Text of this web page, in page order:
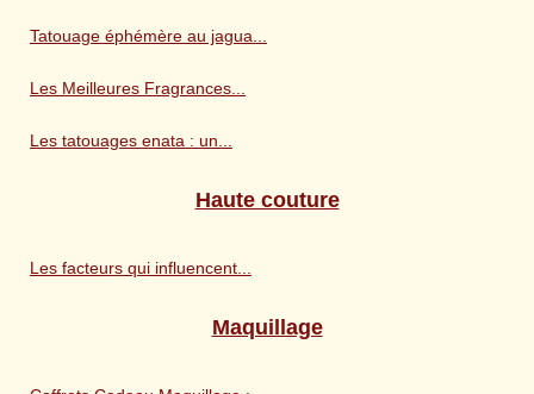
Tatouage éphémère au jagua...
Les Meilleures Fragrances...
Les tatouages enata : un...
Haute couture
Les facteurs qui influencent...
Maquillage